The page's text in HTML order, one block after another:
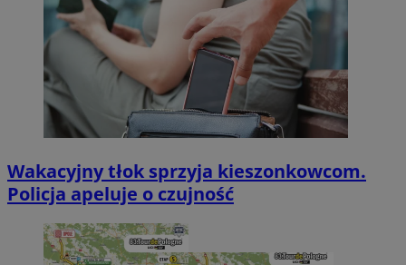
Wakacyjny tłok sprzyja kieszonkowcom.
Policja apeluje o czujność